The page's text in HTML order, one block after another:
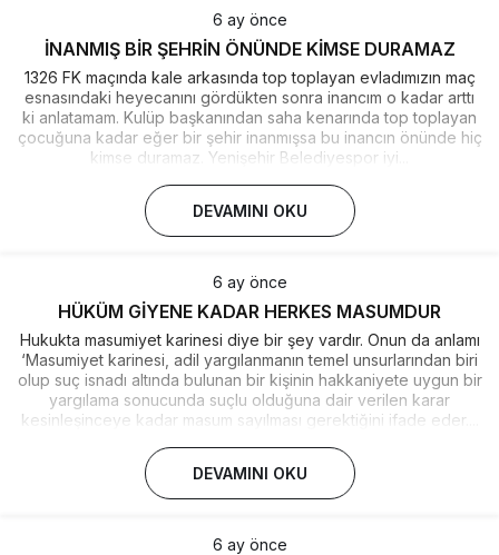
6 ay önce
İNANMIŞ BİR ŞEHRİN ÖNÜNDE KİMSE DURAMAZ
1326 FK maçında kale arkasında top toplayan evladımızın maç
esnasındaki heyecanını gördükten sonra inancım o kadar arttı
ki anlatamam. Kulüp başkanından saha kenarında top toplayan
çocuğuna kadar eğer bir şehir inanmışsa bu inancın önünde hiç
kimse duramaz. Yenişehir Belediyespor iyi...
DEVAMINI OKU
6 ay önce
HÜKÜM GİYENE KADAR HERKES MASUMDUR
Hukukta masumiyet karinesi diye bir şey vardır. Onun da anlamı
‘Masumiyet karinesi, adil yargılanmanın temel unsurlarından biri
olup suç isnadı altında bulunan bir kişinin hakkaniyete uygun bir
yargılama sonucunda suçlu olduğuna dair verilen karar
kesinleşinceye kadar masum sayılması gerektiğini ifade eder....
DEVAMINI OKU
6 ay önce